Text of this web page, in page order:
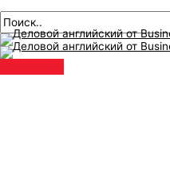
к
содержанию
меню
сообщений
Т
е
м
ы
И
с
к
а